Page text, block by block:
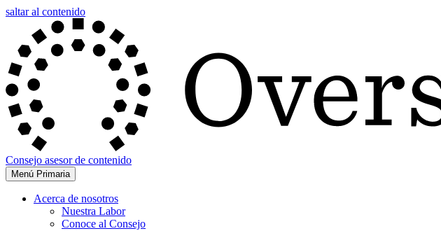
saltar al contenido
Consejo asesor de contenido
Menú Primaria
Acerca de nosotros
Nuestra Labor
Conoce al Consejo